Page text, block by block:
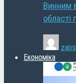
Винним
області
Економіка